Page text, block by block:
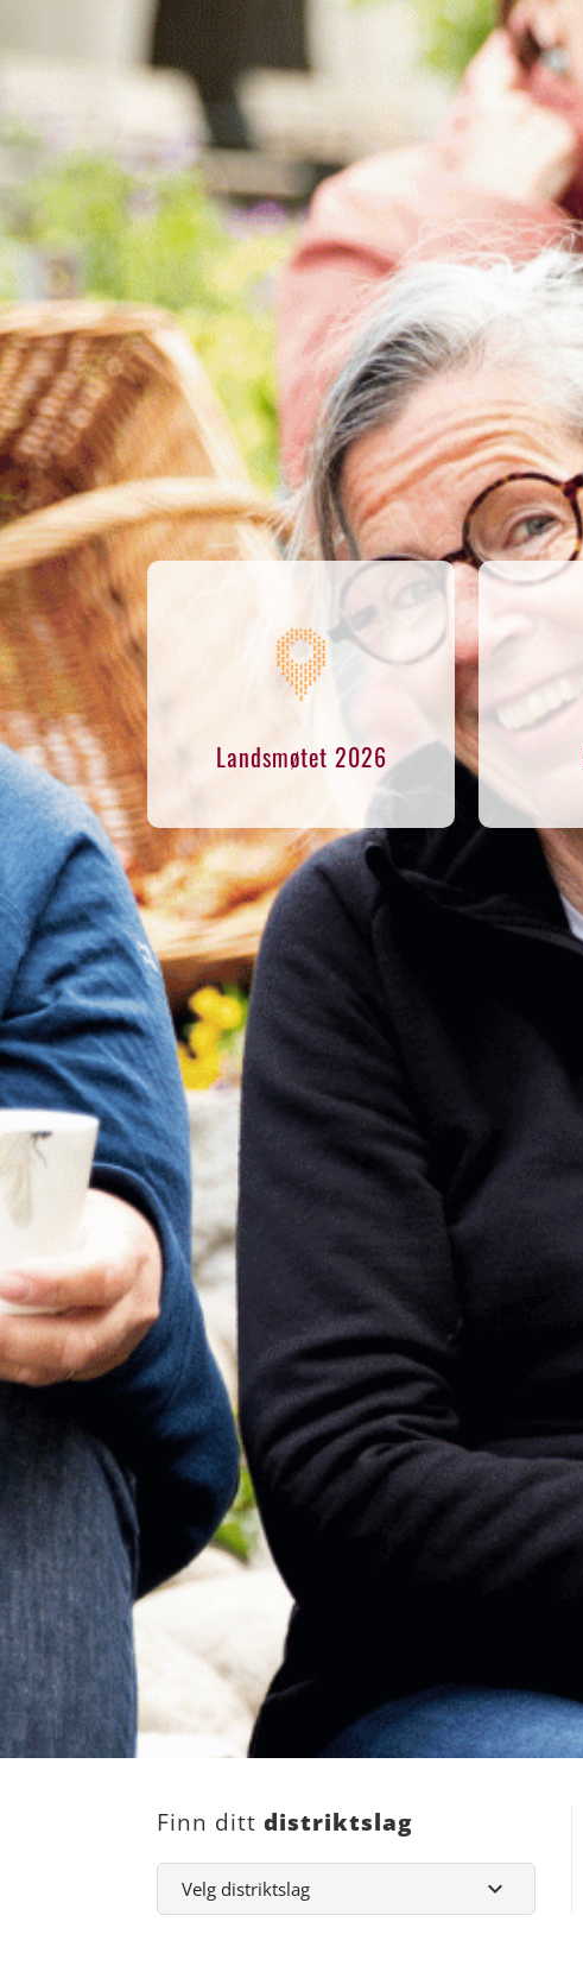
Landsmøtet 2026
Finn ditt distriktslag